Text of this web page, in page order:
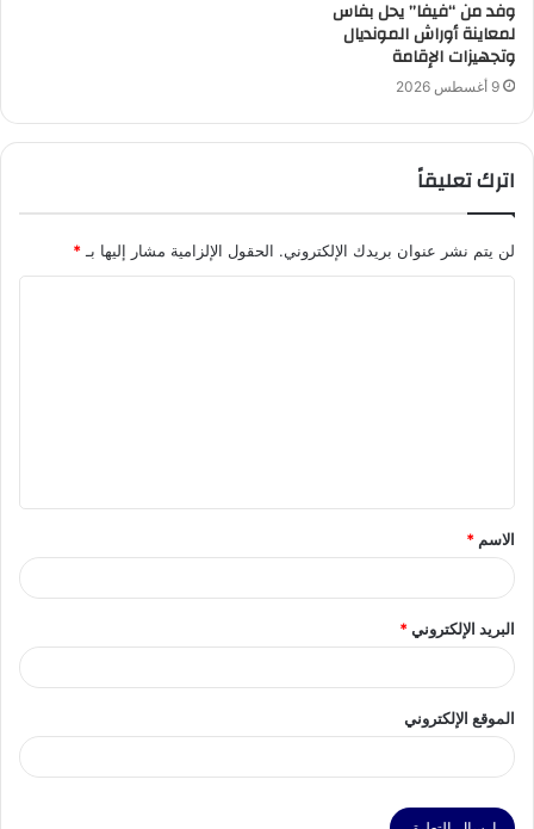
وفد من “فيفا” يحل بفاس
لمعاينة أوراش المونديال
وتجهيزات الإقامة
9 أغسطس 2026
اترك تعليقاً
لن يتم نشر عنوان بريدك الإلكتروني. الحقول الإلزامية مشار إليها بـ *
ق
*
الاسم *
البريد الإلكتروني*
الموقع الإلكتروني